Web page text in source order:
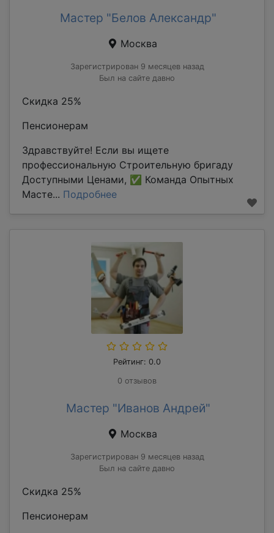
Мастер "Белов Александр"
Москва
Зарегистрирован 9 месяцев назад
Был на сайте давно
Скидка 25%
Пенсионерам
Здравствуйте! Если вы ищете
профессиональную Строительную бригаду
Доступными Ценами, ✅ Команда Опытных
Масте... Подробнее
Рейтинг: 0.0
0 отзывов
Мастер "Иванов Андрей"
Москва
Зарегистрирован 9 месяцев назад
Был на сайте давно
Скидка 25%
Пенсионерам